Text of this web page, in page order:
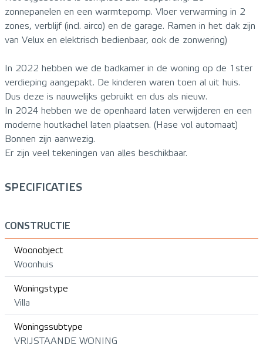
zonnepanelen en een warmtepomp. Vloer verwarming in 2
zones, verblijf (incl. airco) en de garage. Ramen in het dak zijn
van Velux en elektrisch bedienbaar, ook de zonwering)
In 2022 hebben we de badkamer in de woning op de 1ster
verdieping aangepakt. De kinderen waren toen al uit huis.
Dus deze is nauwelijks gebruikt en dus als nieuw.
In 2024 hebben we de openhaard laten verwijderen en een
moderne houtkachel laten plaatsen. (Hase vol automaat)
Bonnen zijn aanwezig.
Er zijn veel tekeningen van alles beschikbaar.
SPECIFICATIES
CONSTRUCTIE
Woonobject
Woonhuis
Woningstype
Villa
Woningssubtype
VRIJSTAANDE WONING